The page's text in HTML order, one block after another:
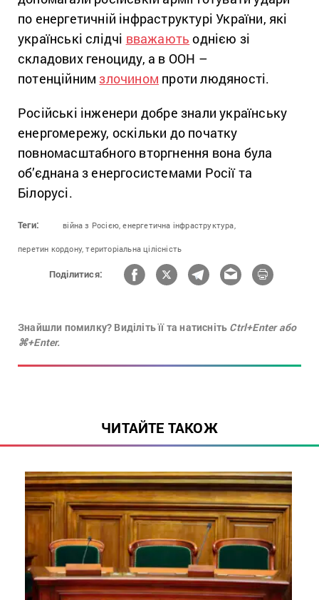
по енергетичній інфраструктурі України, які
українські слідчі вважають однією зі
складових геноциду, а в ООН –
потенційнимзлочином проти людяності.
Російські інженери добре знали українську
енергомережу, оскільки до початку
повномасштабного вторгнення вона була
об’єднана з енергосистемами Росії та
Білорусі.
Теги: війна з Росією, енергетична інфраструктура,
перетин кордону, територіальна цілісність
Поділитися:
Знайшли помилку? Виділіть її та натисніть Ctrl+Enter або
⌘+Enter.
ЧИТАЙТЕ ТАКОЖ